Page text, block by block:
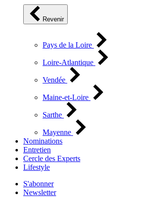
Revenir
Pays de la Loire
Loire-Atlantique
Vendée
Maine-et-Loire
Sarthe
Mayenne
Nominations
Entretien
Cercle des Experts
Lifestyle
S'abonner
Newsletter